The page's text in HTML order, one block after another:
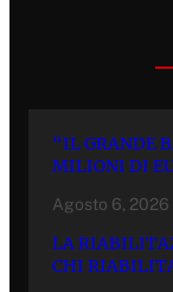
“IL GRANDE
MILIONI DI
Agosto 6, 2026
LA
CHI